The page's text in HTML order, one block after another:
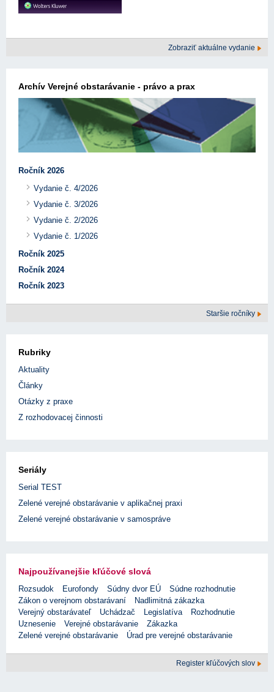
Zobraziť aktuálne vydanie
Archív Verejné obstarávanie - právo a prax
Ročník 2026
Vydanie č. 4/2026
Vydanie č. 3/2026
Vydanie č. 2/2026
Vydanie č. 1/2026
Ročník 2025
Ročník 2024
Ročník 2023
Staršie ročníky
Rubriky
Aktuality
Články
Otázky z praxe
Z rozhodovacej činnosti
Seriály
Serial TEST
Zelené verejné obstarávanie v aplikačnej praxi
Zelené verejné obstarávanie v samospráve
Najpoužívanejšie kľúčové slová
Rozsudok Eurofondy Súdny dvor EÚ
Súdne rozhodnutie
Zákon o verejnom obstarávaní
Nadlimitná zákazka
Verejný obstarávateľ
Uchádzač Legislatíva
Rozhodnutie
Uznesenie
Verejné obstarávanie
Zákazka
Zelené verejné obstarávanie
Úrad pre verejné obstarávanie
Register kľúčových slov